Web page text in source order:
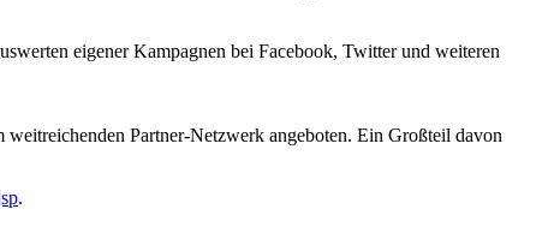
eigener Kampagnen bei Facebook, Twitter und weiteren
Partner-Netzwerk angeboten. Ein Großteil davon
.